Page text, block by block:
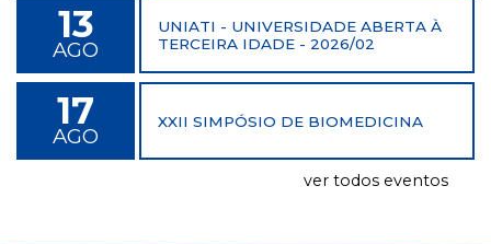
13
AGO
UNIATI - UNIVERSIDADE ABERTA À
TERCEIRA IDADE - 2026/02
17
AGO
XXII SIMPÓSIO DE BIOMEDICINA
ver todos eventos